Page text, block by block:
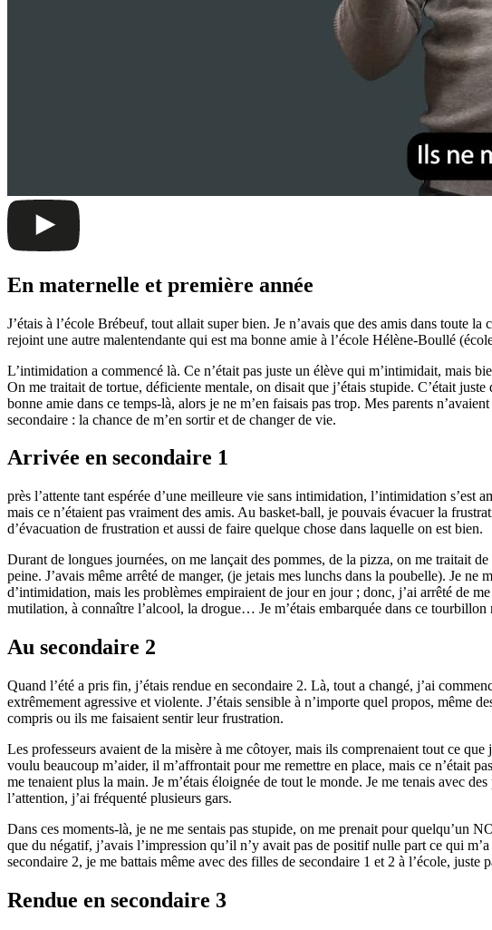
En maternelle et première année
J’étais à l’école Brébeuf, tout allait super bien. Je n’avais que des amis dans toute
rejoint une autre malentendante qui est ma bonne amie à l’école Hélène-Boullé
L’intimidation a commencé là. Ce n’était pas juste un élève qui m’intimidait, mais
On me traitait de tortue, déficiente mentale, on disait que j’étais stupide. C’était
bonne amie dans ce temps-là, alors je ne m’en faisais pas trop. Mes parents
secondaire : la chance de m’en sortir et de changer de vie.
Arrivée en secondaire 1
près l’attente tant espérée d’une meilleure vie sans intimidation, l’intimidation
mais ce n’étaient pas vraiment des amis. Au basket-ball, je pouvais évacuer la
d’évacuation de frustration et aussi de faire quelque chose dans laquelle on est bien.
Durant de longues journées, on me lançait des pommes, de la pizza, on me traitait
peine. J’avais même arrêté de manger, (je jetais mes lunchs dans la poubelle). Je
d’intimidation, mais les problèmes empiraient de jour en jour ; donc, j’ai arrêté de
mutilation, à connaître l’alcool, la drogue… Je m’étais embarquée dans ce tourbillon
Au secondaire 2
Quand l’été a pris fin, j’étais rendue en secondaire 2. Là, tout a changé, j’ai
extrêmement agressive et violente. J’étais sensible à n’importe quel propos, même
compris ou ils me faisaient sentir leur frustration.
Les professeurs avaient de la misère à me côtoyer, mais ils comprenaient tout ce
voulu beaucoup m’aider, il m’affrontait pour me remettre en place, mais ce n’était
me tenaient plus la main. Je m’étais éloignée de tout le monde. Je me tenais avec
l’attention, j’ai fréquenté plusieurs gars.
Dans ces moments-là, je ne me sentais pas stupide, on me prenait pour quelqu’un
que du négatif, j’avais l’impression qu’il n’y avait pas de positif nulle part ce qui
secondaire 2, je me battais même avec des filles de secondaire 1 et 2 à l’école, juste
Rendue en secondaire 3